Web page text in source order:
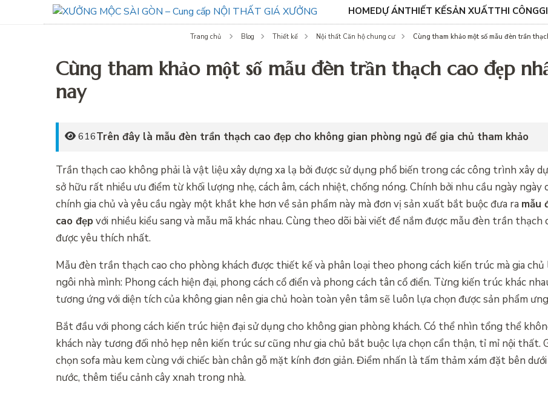
HOMEDỰ ÁNTHIẾT KẾSẢN XUẤTTHI CÔNG
Trang chủ Blog Thiết kế Nội thất Căn hộ chung cư Cùng tham khảo một số mẫu đèn trần
Cùng tham khảo một số mẫu đèn trần thạch cao đẹp
nay
616Trên đây là mẫu đèn trần thạch cao đẹp cho không gian phòng ngủ để gia chủ tham khảo
Trần thạch cao không phải là vật liệu xây dựng xa lạ bởi được sử dụng phổ biến trong các công trình xây
sở hữu rất nhiều ưu điểm từ khối lượng nhẹ, cách âm, cách nhiệt, chống nóng. Chính bởi nhu cầu ngày
chính gia chủ và yêu cầu ngày một khắt khe hơn về sản phẩm này mà đơn vị sản xuất bắt buộc đưa ra mẫu
cao đẹpvới nhiều kiểu sang và mẫu mã khác nhau. Cùng theo dõi bài viết để nắm được mẫu đèn trần thạch
được yêu thích nhất.
Mẫu đèn trần thạch cao cho phòng khách được thiết kế và phân loại theo phong cách kiến trúc mà gia chủ
ngôi nhà mình: Phong cách hiện đại, phong cách cổ điển và phong cách tân cổ điển. Từng kiến trúc khác
tương ứng với diện tích của không gian nên gia chủ hoàn toàn yên tâm sẽ luôn lựa chọn được sản phẩm
Bắt đầu với phong cách kiến trúc hiện đại sử dụng cho không gian phòng khách. Có thể nhìn tổng thể
khách này tương đối nhỏ hẹp nên kiến trúc sư cũng như gia chủ bắt buộc lựa chọn cẩn thận, tỉ mỉ nội thất.
chọn sofa màu kem cùng với chiếc bàn chân gỗ mặt kính đơn giản. Điểm nhấn là tấm thảm xám đặt bên
nước, thêm tiểu cảnh cây xnah trong nhà.